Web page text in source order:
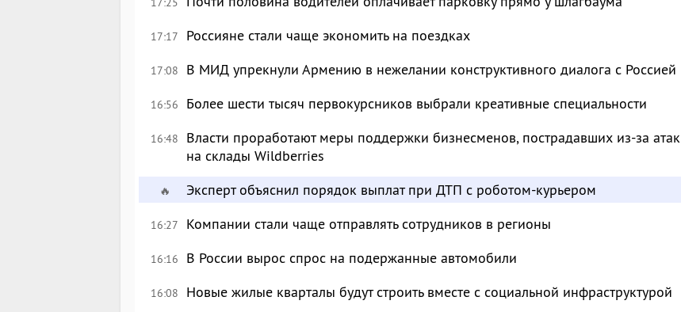
17:17 Россияне стали чаще экономить на поездках
17:08 В МИД упрекнули Армению в нежелании конструктивного диалога с Россией
16:56 Более шести тысяч первокурсников выбрали креативные специальности
16:48
Власти проработают меры поддержки бизнесменов, пострадавших из-за атак
на склады Wildberries
🔥 Эксперт объяснил порядок выплат при ДТП с роботом-курьером
16:27 Компании стали чаще отправлять сотрудников в регионы
16:16 В России вырос спрос на подержанные автомобили
16:08 Новые жилые кварталы будут строить вместе с социальной инфраструктурой